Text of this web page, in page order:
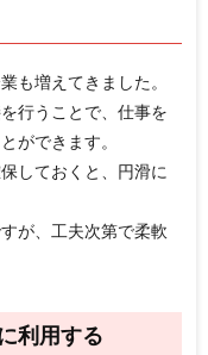
も増えてきました。
行うことで、仕事を
ができます。
しておくと、円滑に
が、工夫次第で柔軟
利用する